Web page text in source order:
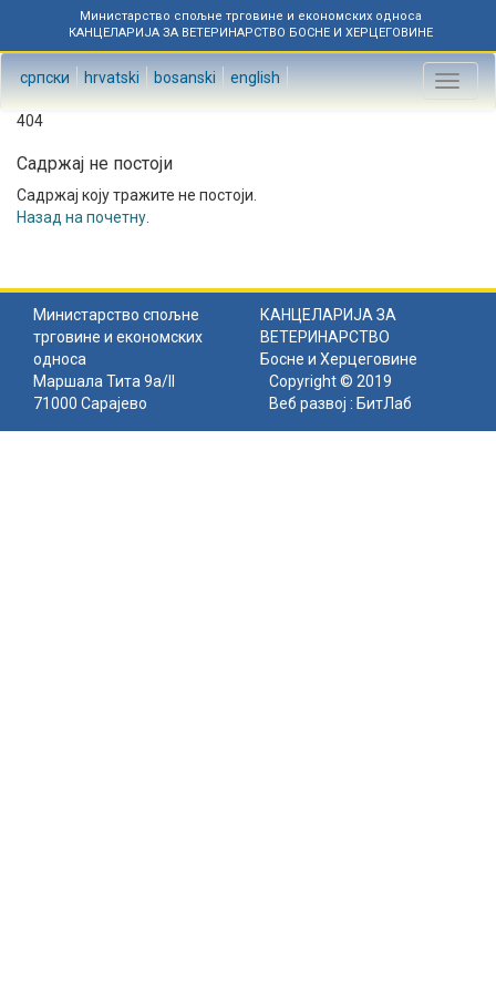
Министарство спољне трговине и економских односа
КАНЦЕЛАРИЈА ЗА ВЕТЕРИНАРСТВО БОСНЕ И ХЕРЦЕГОВИНЕ
српски hrvatski bosanski english
Toggle
404
Садржај не постоји
Садржај коју тражите не постоји.
Назад на почетну
Министарство спољне
трговине и економских
односа
КАНЦЕЛАРИЈА ЗА
ВЕТЕРИНАРСТВО
Босне и Херцеговине
Маршала Тита 9а/II
71000 Сарајево
Copyright © 2019
Веб развој : БитЛаб